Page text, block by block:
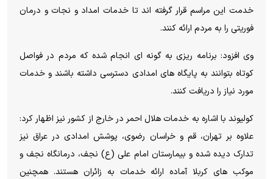
خدمت این مراسم قرار گرفته اند تا خدمات امداد و نجات و درمان
فوریتی را به مردم ارائه کنند.
وی افزود: برنامه ریزی به گونه ای انجام شده که مردم در فواصل
کوتاه بتوانند به پایگاه های امدادی دسترسی داشته باشند و خدمات
مورد نیاز را دریافت کنند.
کولیوند با اشاره به خدمات هلال احمر در خارج از کشور نیز اظهار کرد:
علاوه بر تهران، قم و خراسان رضوی، پوشش امدادی در عراق نیز
تدارک دیده شده و بیمارستان امام علی (ع) نجف، درمانگاه نجف و
موکب های کربلا آماده ارائه خدمات به زائران هستند. همچنین